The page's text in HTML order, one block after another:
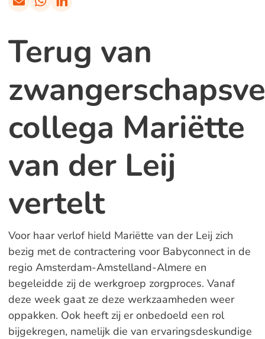
Terug van
collega Mariëtte
van der Leij
vertelt
Voor haar verlof hield Mariëtte van der Leij zich
bezig met de contractering voor Babyconnect in de
regio Amsterdam-Amstelland-Almere en
begeleidde zij de werkgroep zorgproces. Vanaf
deze week gaat ze deze werkzaamheden weer
oppakken. Ook heeft zij er onbedoeld een rol
bijgekregen, namelijk die van ervaringsdeskundige